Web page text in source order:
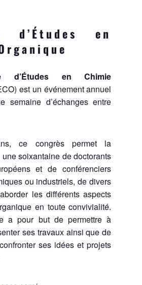
d’Études en
d’Études en Chimie
est un événement annuel
semaine d’échanges entre
ce congrès permet la
une soixantaine de doctorants
et de conférenciers
ou industriels, de divers
les différents aspects
en toute convivialité.
a pour but de permettre à
ses travaux ainsi que de
ses idées et projets